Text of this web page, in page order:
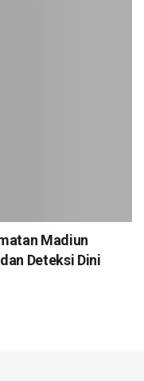
Madiun
Deteksi Dini